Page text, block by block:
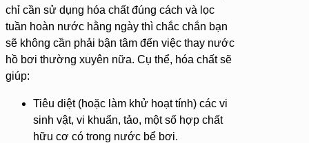
chỉ cần sử dụng hóa chất đúng cách và lọc
tuần hoàn nước hằng ngày thì chắc chắn bạn
sẽ không cần phải bận tâm đến việc thay nước
hồ bơi thường xuyên nữa. Cụ thể, hóa chất sẽ
giúp:
Tiêu diệt (hoặc làm khử hoạt tính) các vi
sinh vật, vi khuẩn, tảo, một số hợp chất
hữu cơ có trong nước bể bơi.